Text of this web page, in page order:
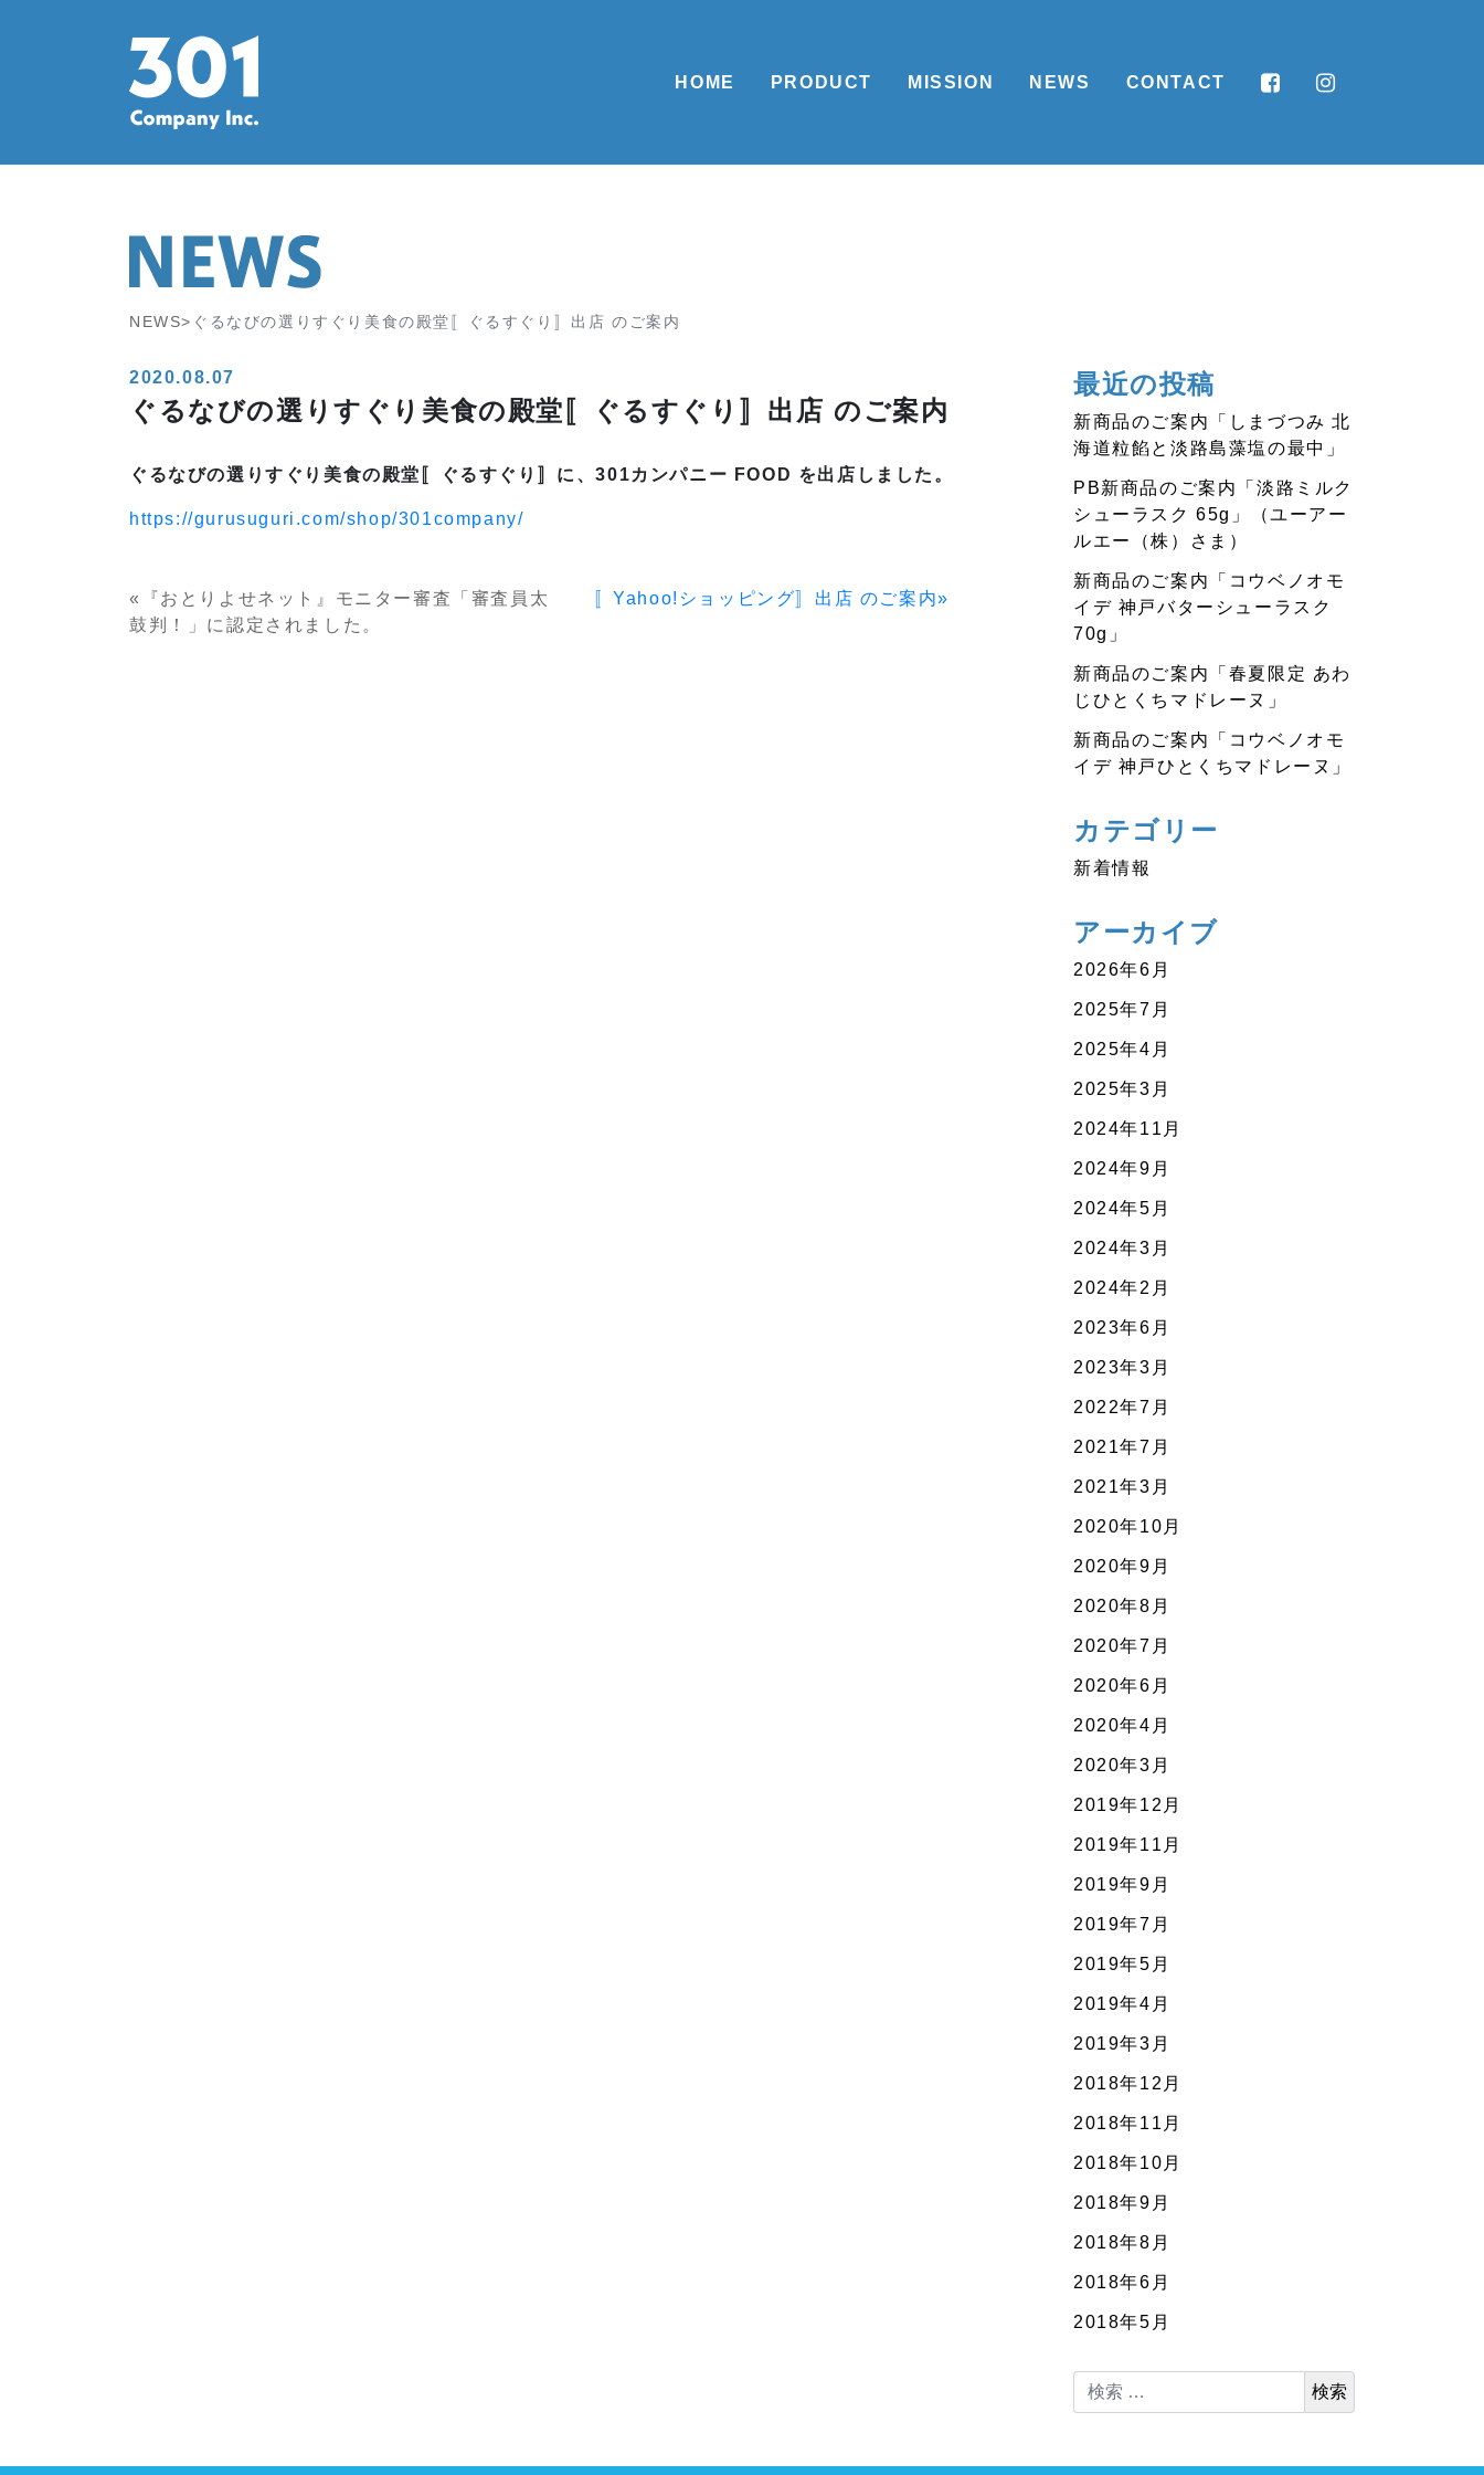
HOME PRODUCT MISSION NEWS CONTACT
NEWS> ぐるなびの選りすぐり美食の殿堂〚ぐるすぐり〛出店 のご案内
2020.08.07
ぐるなびの選りすぐり美食の殿堂〚ぐるすぐり〛出店 のご案内
ぐるなびの選りすぐり美食の殿堂〚ぐるすぐり〛に、301カンパニー FOOD を出店しました。
https://gurusuguri.com/shop/301company/
投
稿
«『おとりよせネット』モニター審査「審査員太
鼓判！」に認定されました。
〚Yahoo!ショッピング〛出店 のご案内»
最近の投稿
新商品のご案内「しまづつみ 北
海道粒餡と淡路島藻塩の最中」
PB新商品のご案内「淡路ミルク
シューラスク 65g」（ユーアー
ルエー（株）さま）
新商品のご案内「コウベノオモ
イデ 神戸バターシューラスク
70g」
新商品のご案内「春夏限定 あわ
じひとくちマドレーヌ」
新商品のご案内「コウベノオモ
イデ 神戸ひとくちマドレーヌ」
カテゴリー
新着情報
アーカイブ
2026年6月
2025年7月
2025年4月
2025年3月
2024年11月
2024年9月
2024年5月
2024年3月
2024年2月
2023年6月
2023年3月
2022年7月
2021年7月
2021年3月
2020年10月
2020年9月
2020年8月
2020年7月
2020年6月
2020年4月
2020年3月
2019年12月
2019年11月
2019年9月
2019年7月
2019年5月
2019年4月
2019年3月
2018年12月
2018年11月
2018年10月
2018年9月
2018年8月
2018年6月
2018年5月
検索